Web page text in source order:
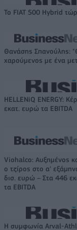
Το FIAT 500 Hybrid
Θανάσης Σπανούλης:
χαρούμενος με ένα
HELLENiQ ENERGY:
εκατ. ευρώ τα EBITDA
Viohalco: Αυξημένος
ο τζίρος στο α'
δισ. ευρώ – Στα 446
τα EBITDA
Η συμφωνία Arval-